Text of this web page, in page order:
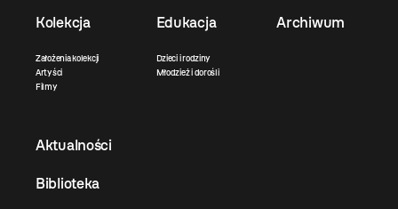
Kolekcja
Założenia kolekcji
Artyści
Filmy
Edukacja
Dzieci i rodziny
Młodzież i dorośli
Archiwum
Aktualności
Biblioteka